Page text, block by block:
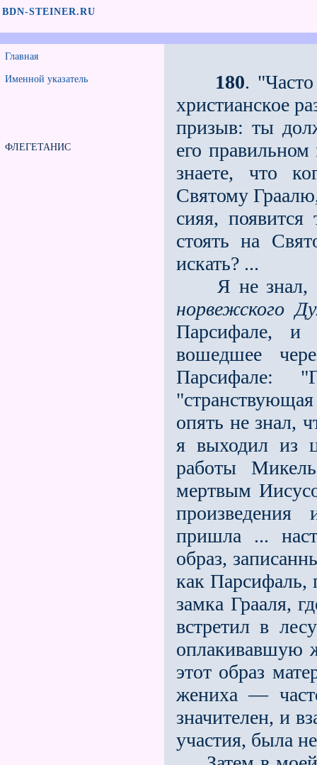
BDN-STEINER.RU
Главная
Именной указатель
ФЛЕГЕТАНИС
180.
христианское
призыв: ты
его
знаете, что
Святому
сияя,
стоять на
искать? ...
Я не знал, с
норвежского
Парсифале, и
вошедшее
Парсифале:
опять не знал,
я выходил из
работы
мертвым
пришла ...
образ,
как Парсифаль,
замка Грааля,
встретил в
оплакивавшую
этот образ
жениха —
значителен, и
участия, была